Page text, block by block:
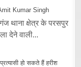
Kumar Singh
थाना क्षेत्र के परसपुर
देने वाली...
हो सकते हैं हरीश